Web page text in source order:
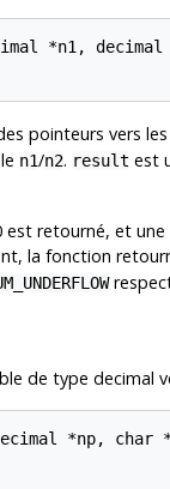
*n1,
pointeurs vers
n1/n2. result est
est retourné, et
la fonction
de type decimal
*np,